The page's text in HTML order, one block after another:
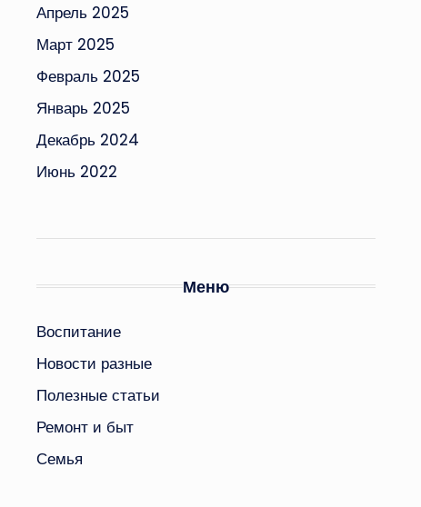
Апрель 2025
Март 2025
Февраль 2025
Январь 2025
Декабрь 2024
Июнь 2022
Меню
Воспитание
Новости разные
Полезные статьи
Ремонт и быт
Семья